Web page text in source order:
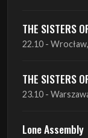
THE SISTERS
22.10 -
THE SISTERS
23.10 -
Lone Assembly